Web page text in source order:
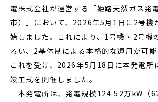
ソーシャルメディア一覧
電株式会社が運営する「姫路天然ガス発
市）」において、2026年5月1日に2号機
始しました。これにより、1号機・2号機
ろい、2基体制による本格的な運用が可能
これを受け、2026年5月18日に本発電所
竣工式を開催しました。
本発電所は、発電規模124.52万kW（